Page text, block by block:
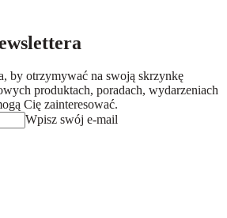
by otrzymywać na swoją skrzynkę
produktach, poradach, wydarzeniach
Cię zainteresować.
Wpisz swój e-mail